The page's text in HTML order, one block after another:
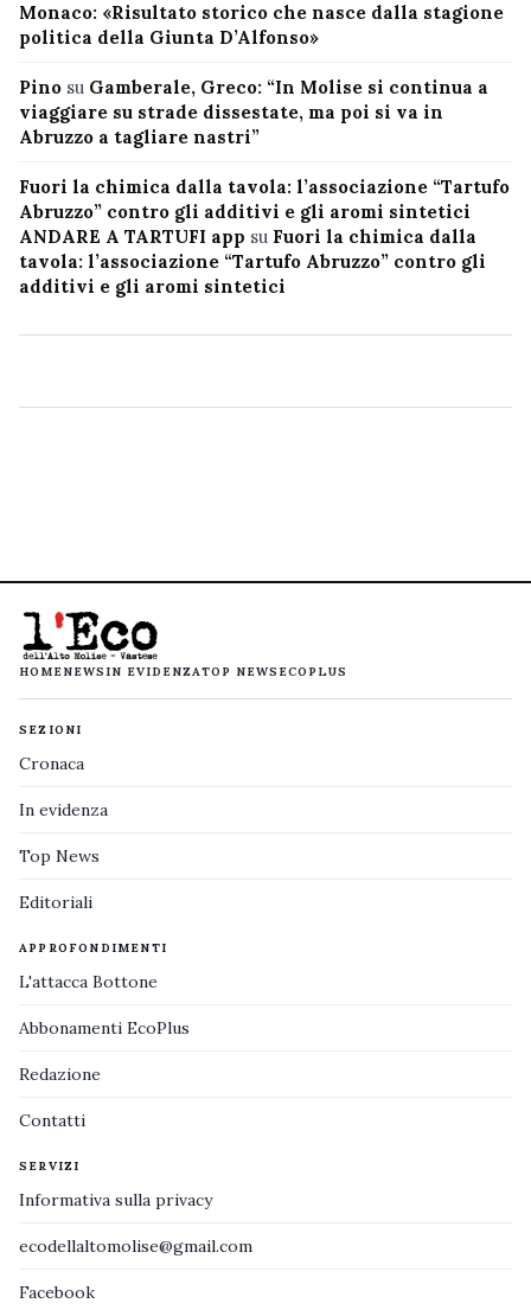
Monaco: «Risultato storico che nasce dalla stagione
politica della Giunta D’Alfonso»
Pino su Gamberale, Greco: “In Molise si continua a
viaggiare su strade dissestate, ma poi si va in
Abruzzo a tagliare nastri”
Fuori la chimica dalla tavola: l’associazione “Tartufo
Abruzzo” contro gli additivi e gli aromi sintetici
ANDARE A TARTUFI app su Fuori la chimica dalla
tavola: l’associazione “Tartufo Abruzzo” contro gli
additivi e gli aromi sintetici
HOMENEWS IN EVIDENZATOP NEWS ECOPLUS
SEZIONI
Cronaca
In evidenza
Top News
Editoriali
APPROFONDIMENTI
L'attacca Bottone
Abbonamenti EcoPlus
Redazione
Contatti
SERVIZI
Informativa sulla privacy
ecodellaltomolise@gmail.com
Facebook